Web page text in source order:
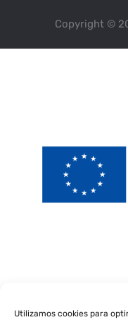
Utilizamos cookies para
Copyright ©